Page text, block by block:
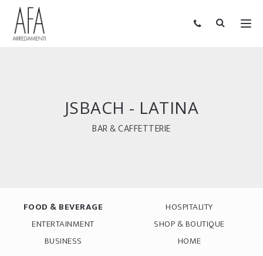
JSBACH - LATINA
BAR & CAFFETTERIE
FOOD & BEVERAGE
HOSPITALITY
ENTERTAINMENT
SHOP & BOUTIQUE
BUSINESS
HOME